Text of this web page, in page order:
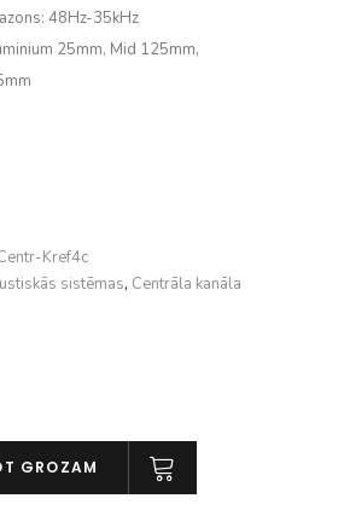
48Hz-35kHz
25mm, Mid 125mm,
Kref4c
sistēmas, Centrāla kanāla
GROZAM